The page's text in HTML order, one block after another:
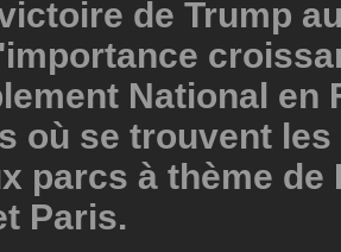
de Trump
National en
où se trouvent
parcs à thème de
Paris.